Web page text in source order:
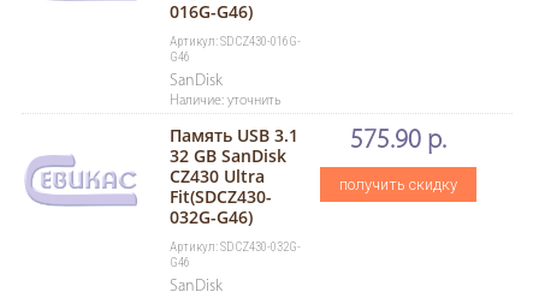
016G-G46)
Артикул: SDCZ430-016G-
G46
SanDisk
Наличие: уточнить
Память USB 3.1
32 GB SanDisk
CZ430 Ultra
Fit(SDCZ430-
032G-G46)
Артикул: SDCZ430-032G-
G46
SanDisk
575.90 р.
получить скидку